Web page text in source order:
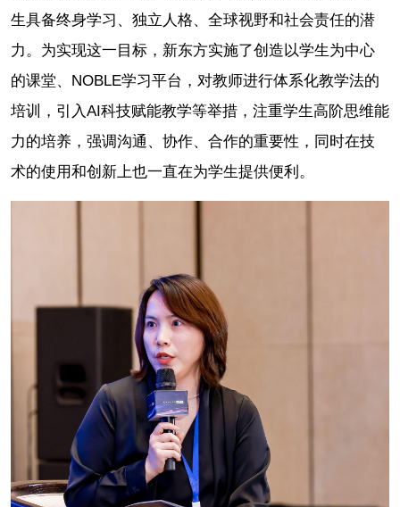
生具备终身学习、独立人格、全球视野和社会责任的潜
力。为实现这一目标，新东方实施了创造以学生为中心
的课堂、NOBLE学习平台，对教师进行体系化教学法的
培训，引入AI科技赋能教学等举措，注重学生高阶思维能
力的培养，强调沟通、协作、合作的重要性，同时在技
术的使用和创新上也一直在为学生提供便利。